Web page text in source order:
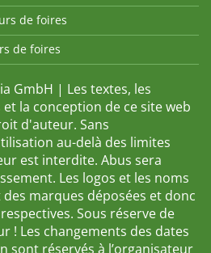
de foires
de foires
GmbH | Les textes, les
la conception de ce site web
d'auteur. Sans
au-delà des limites
est interdite. Abus sera
Les logos et les noms
marques déposées et donc
Sous réserve de
! Les changements des dates
sont réservés à l’organisateur